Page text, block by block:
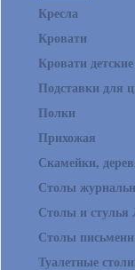
Кресла
Кровати
Кровати детские
Подставки для
Полки
Прихожая
Скамейки,
Столы
Столы и стулья
Столы
Туалетные